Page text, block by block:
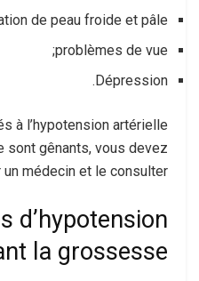
de peau froide et pâle.
problèmes de vue;
Dépression.
à l’hypotension artérielle
sont gênants, vous devez
médecin et le consulter.
d’hypotension
la grossesse